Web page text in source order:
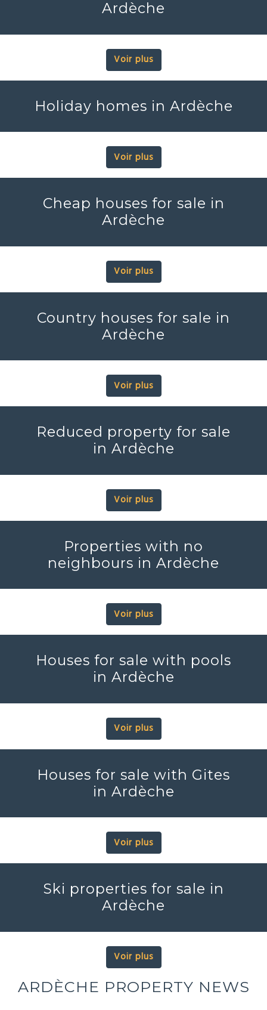
Ardèche
Voir plus
Holiday homes in Ardèche
Voir plus
Cheap houses for sale in
Ardèche
Voir plus
Country houses for sale in
Ardèche
Voir plus
Reduced property for sale
in Ardèche
Voir plus
Properties with no
neighbours in Ardèche
Voir plus
Houses for sale with pools
in Ardèche
Voir plus
Houses for sale with Gites
in Ardèche
Voir plus
Ski properties for sale in
Ardèche
Voir plus
ARDÈCHE PROPERTY NEWS